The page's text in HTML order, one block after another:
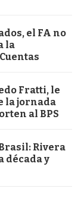
el FA no
la
Fratti, le
la jornada
al BPS
Rivera
década y